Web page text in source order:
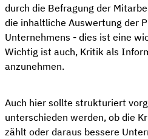
durch die Befragung der
die inhaltliche Auswertung der
Unternehmens - dies ist eine
Wichtig ist auch, Kritik als
anzunehmen.
Auch hier sollte strukturiert
unterschieden werden, ob die
zählt oder daraus bessere